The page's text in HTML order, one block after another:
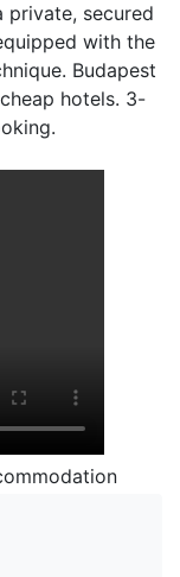
private, secured
with the
Budapest
hotels. 3-